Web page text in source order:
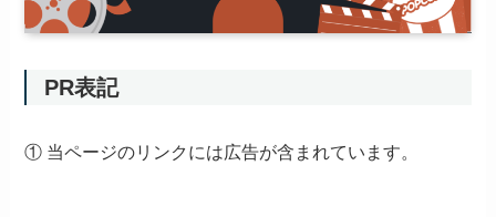
PR表記
① 当ページのリンクには広告が含まれています。